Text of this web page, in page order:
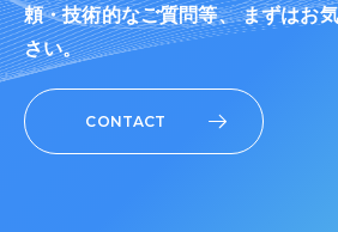
頼・技術的なご質問等、 まずはお
さい。
CONTACT